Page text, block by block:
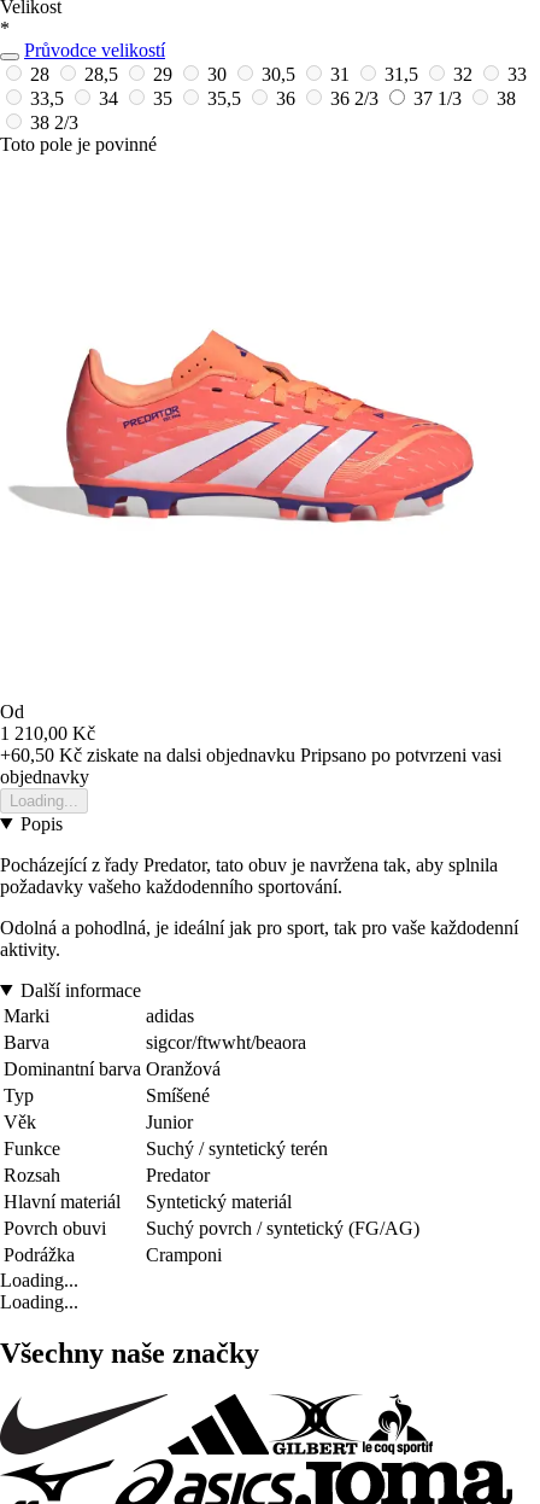
Velikost
*
Průvodce velikostí
28
28,5 29 30 30,5 31 31,5 32
33
33,5
34 35 35,5 36 36 2/3 37 1/3
38
38 2/3
Toto pole je povinné
Od
1 210,00 Kč
+60,50 Kč ziskate na dalsi objednavku Pripsano po potvrzeni vasi
objednavky
Loading...
Popis
Pocházející z řady Predator, tato obuv je navržena tak, aby splnila
požadavky vašeho každodenního sportování.
Odolná a pohodlná, je ideální jak pro sport, tak pro vaše každodenní
aktivity.
Další informace
Marki
adidas
Barva
sigcor/ftwwht/beaora
Dominantní barva Oranžová
Typ
Smíšené
Věk
Junior
Funkce
Suchý / syntetický terén
Rozsah
Predator
Hlavní materiál
Syntetický materiál
Povrch obuvi
Suchý povrch / syntetický (FG/AG)
Podrážka
Cramponi
Loading...
Loading...
Všechny naše značky